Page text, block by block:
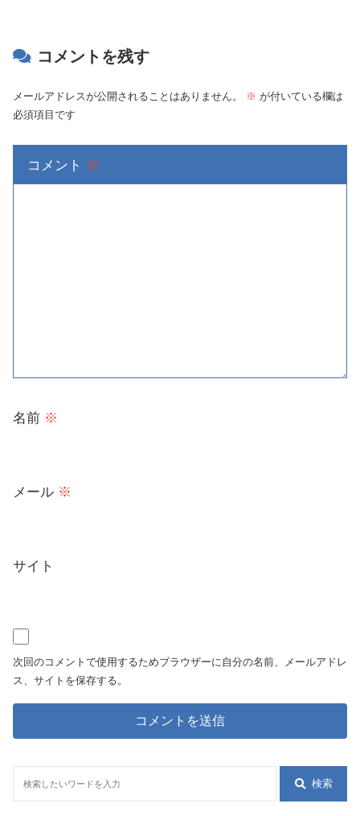
コメントを残す
メールアドレスが公開されることはありません。 ※ が付いている欄は
必須項目です
コメント ※
名前 ※
メール ※
サイト
次回のコメントで使用するためブラウザーに自分の名前、メールアドレ
ス、サイトを保存する。
検索